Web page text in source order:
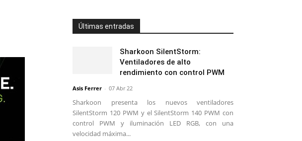
Últimas entradas
Sharkoon SilentStorm:
Ventiladores de alto
rendimiento con control PWM
Asis Ferrer - 07 Abr 22
Sharkoon presenta los nuevos ventiladores
SilentStorm 120 PWM y el SilentStorm 140 PWM con
control PWM y iluminación LED RGB, con una
velocidad máxima...